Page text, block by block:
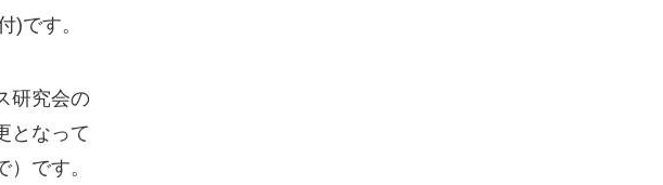
)です。
研究会の
となって
です。